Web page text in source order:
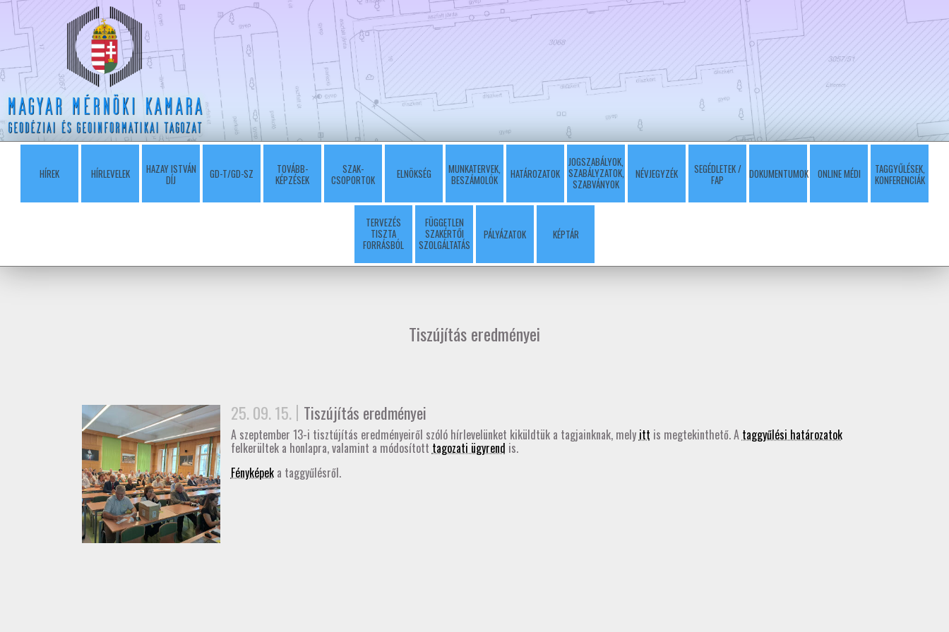
HÍREK HÍRLEVELEK
HAZAY ISTVÁN
DÍJ
GD-T/GD-SZ
TOVÁBB-
KÉPZÉSEK
SZAK-
CSOPORTOK
ELNÖKSÉG
MUNKATERVEK,
BESZÁMOLÓK
HATÁROZATOK
JOGSZABÁLYOK,
SZABÁLYZATOK,
SZABVÁNYOK
NÉVJEGYZÉK
SEGÉDLETEK /
FAP
DOKUMENTUMOK ONLINE MÉDI
TAGGYŰLÉSEK,
KONFERENCIÁK
TERVEZÉS
TISZTA
FORRÁSBÓL
FÜGGETLEN
SZAKÉRTŐI
SZOLGÁLTATÁS
PÁLYÁZATOK KÉPTÁR
Tiszújítás eredményei
25. 09. 15. Tiszújítás eredményei
A szeptember 13-i tisztújítás eredményeiről szóló hírlevelünket kiküldtük a tagjainknak, mely itt is megtekinthető. A taggyűlési határozatok
felkerültek a honlapra, valamint a módosított tagozati ügyrend is.
Fényképeka taggyűlésről.